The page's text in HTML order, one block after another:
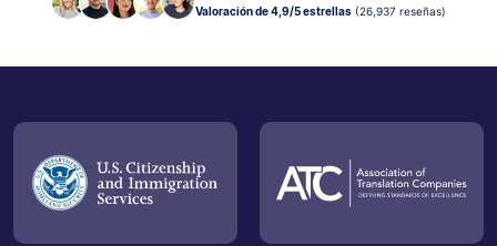
Valoración de 4,9/5 estrellas (26,937 reseñas)